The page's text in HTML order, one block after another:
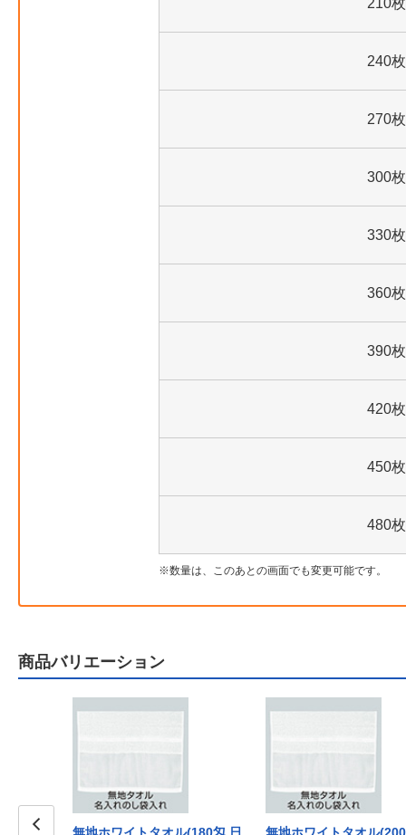
210枚
240枚
270枚
300枚
330枚
360枚
390枚
420枚
450枚
480枚
数量は、このあとの画面でも変更可能です。
商品バリエーション